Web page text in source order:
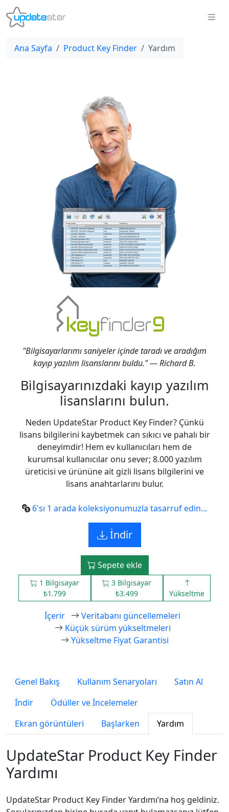
Ana Sayfa Product Key Finder Yardım
"Bilgisayarlarımı saniyeler içinde taradı ve aradığım
kayıp yazılım lisanslarını buldu." — Richard B.
Bilgisayarınızdaki kayıp yazılım
lisanslarını bulun.
Neden UpdateStar Product Key Finder? Çünkü
lisans bilgilerini kaybetmek can sıkıcı ve pahalı bir
deneyimdir! Hem ev kullanıcıları hem de
kurumsal kullanıcılar onu sever; 8.000 yazılım
üreticisi ve ürününe ait gizli lisans bilgilerini ve
lisans anahtarlarını bulur.
6'sı 1 arada koleksiyonumuzla tasarruf edin...
İndir
Sepete ekle
1 Bilgisayar
₺1.799
3 Bilgisayar
₺3.499
Yükseltme
İçerir
Veritabanı güncellemeleri
Küçük sürüm yükseltmeleri
Yükseltme Fiyat Garantisi
Genel Bakış Kullanım Senaryoları
Satın Al
İndir
Ödüller ve İncelemeler
Ekran görüntüleri
Başlarken Yardım
UpdateStar Product Key Finder
Yardımı
UpdateStar Product Key Finder Yardımı’na hoş geldiniz.